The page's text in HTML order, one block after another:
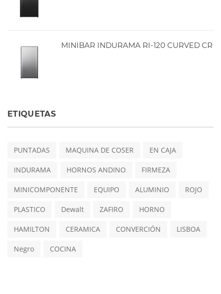
MINIBAR INDURAMA RI-120 CURVED CR
ETIQUETAS
PUNTADAS MAQUINA DE COSER EN CAJA
INDURAMA HORNOS ANDINO FIRMEZA
MINICOMPONENTE EQUIPO ALUMINIO ROJO
PLASTICO Dewalt ZAFIRO HORNO
HAMILTON CERAMICA CONVERCIÓN LISBOA
Negro COCINA